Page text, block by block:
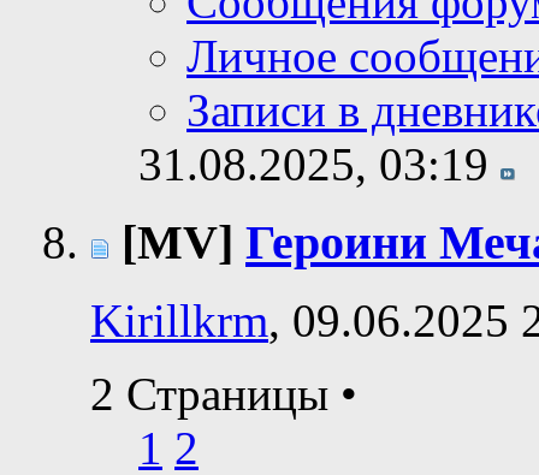
Личное
Записи в
31.08.2025, 03:19
[MV] Героини
Kirillkrm, 09.06.2025
2 Страницы •
1 2